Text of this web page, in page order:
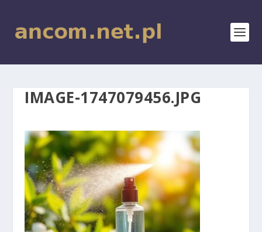
IMAGE-1747079456.JPG